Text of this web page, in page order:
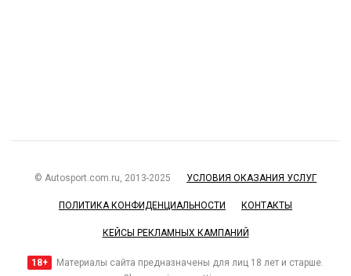
© Autosport.com.ru, 2013-2025 УСЛОВИЯ ОКАЗАНИЯ УСЛУГ
ПОЛИТИКА КОНФИДЕНЦИАЛЬНОСТИ КОНТАКТЫ
КЕЙСЫ РЕКЛАМНЫХ КАМПАНИЙ
18+
Материалы сайта предназначены для лиц 18 лет и старше.